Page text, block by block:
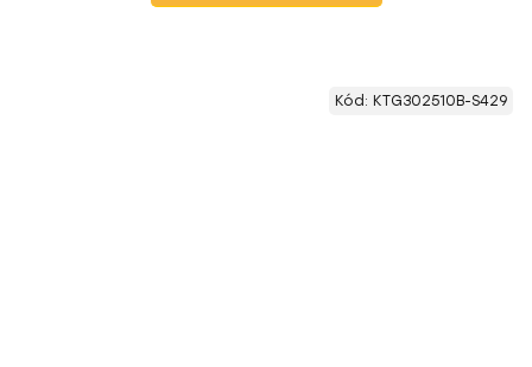
Kód: KTG302510B-S429